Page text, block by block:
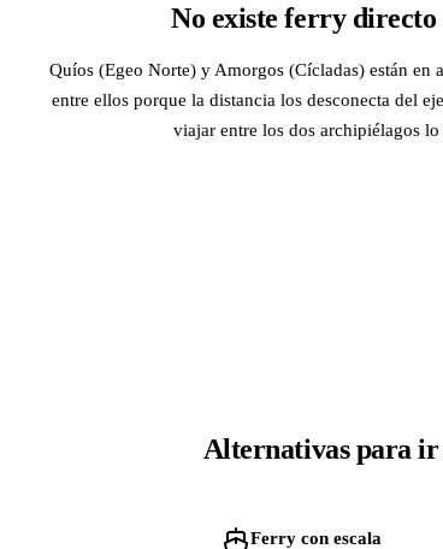
No existe ferry
Quíos (Egeo Norte) y Amorgos (Cícladas) están
entre ellos porque la distancia los desconecta del
viajar entre los dos archipiélagos
Alternativas para ir
Ferry con escala